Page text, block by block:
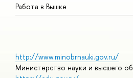
Работа в Вышке
http://www.minobrnauki.gov.ru/
Министерство науки и высшего